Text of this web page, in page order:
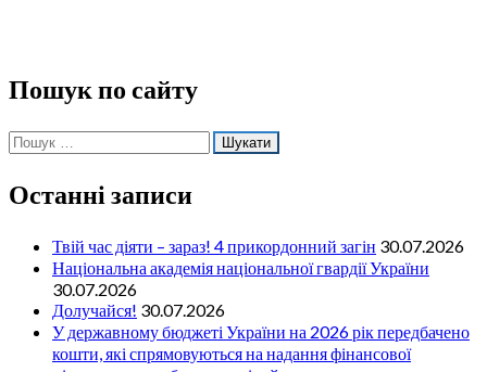
Пошук по сайту
Пошук:
Останні записи
Твій час діяти – зараз! 4 прикордонний загін 30.07.2026
Національна академія національної гвардії України
30.07.2026
Долучайся! 30.07.2026
У державному бюджеті України на 2026 рік передбачено
кошти, які спрямовуються на надання фінансової